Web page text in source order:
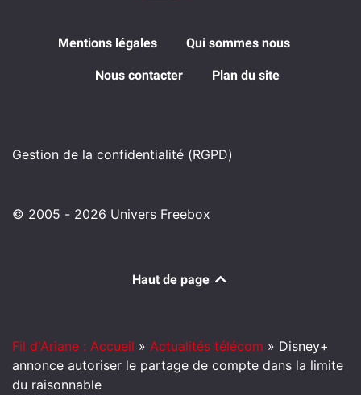
Mentions légales Qui sommes nous
Nous contacter Plan du site
Gestion de la confidentialité (RGPD)
© 2005 - 2026 Univers Freebox
Haut de page
Fil d'Ariane : Accueil » Actualités télécom » Disney+
annonce autoriser le partage de compte dans la limite
du raisonnable